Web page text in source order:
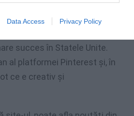
Data Access Privacy Policy
inclusivpeFacebook, Twitter
succes în Statele Unite.
al platformei Pinterest şi,în
ce e creativ şi